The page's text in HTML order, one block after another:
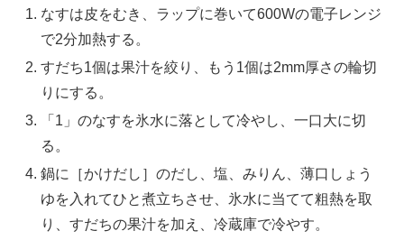
なすは皮をむき、ラップに巻いて600Wの電子レンジ
で2分加熱する。
すだち1個は果汁を絞り、もう1個は2mm厚さの輪切
りにする。
「1」のなすを氷水に落として冷やし、一口大に切
る。
鍋に［かけだし］のだし、塩、みりん、薄口しょう
ゆを入れてひと煮立ちさせ、氷水に当てて粗熱を取
り、すだちの果汁を加え、冷蔵庫で冷やす。